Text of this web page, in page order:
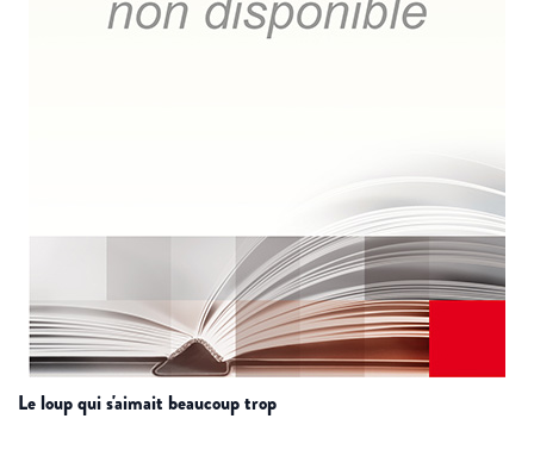
le loup qui s'aimait beaucoup trop